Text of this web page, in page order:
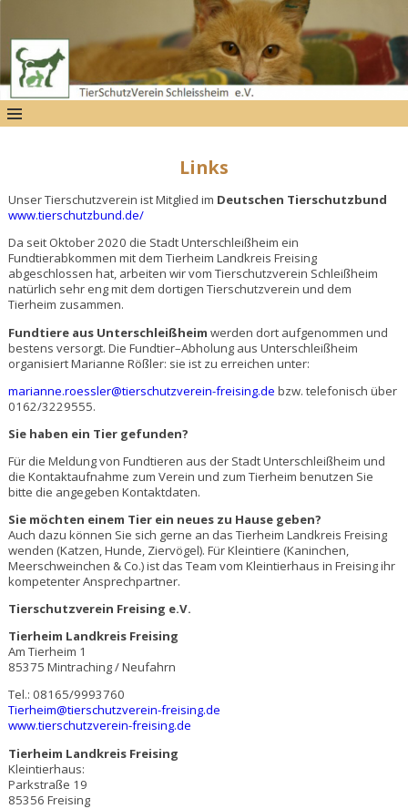
Links
Unser Tierschutzverein ist Mitglied im Deutschen Tierschutzbund
www.tierschutzbund.de/
Da seit Oktober 2020 die Stadt Unterschleißheim ein
Fundtierabkommen mit dem Tierheim Landkreis Freising
abgeschlossen hat, arbeiten wir vom Tierschutzverein Schleißheim
natürlich sehr eng mit dem dortigen Tierschutzverein und dem
Tierheim zusammen.
Fundtiere aus Unterschleißheim werden dort aufgenommen und
bestens versorgt. Die Fundtier–Abholung aus Unterschleißheim
organisiert Marianne Rößler: sie ist zu erreichen unter:
marianne.roessler@tierschutzverein-freising.de bzw. telefonisch über
0162/3229555.
Sie haben ein Tier gefunden?
Für die Meldung von Fundtieren aus der Stadt Unterschleißheim und
die Kontaktaufnahme zum Verein und zum Tierheim benutzen Sie
bitte die angegeben Kontaktdaten.
Sie möchten einem Tier ein neues zu Hause geben?
Auch dazu können Sie sich gerne an das Tierheim Landkreis Freising
wenden (Katzen, Hunde, Ziervögel). Für Kleintiere (Kaninchen,
Meerschweinchen & Co.) ist das Team vom Kleintierhaus in Freising ihr
kompetenter Ansprechpartner.
Tierschutzverein Freising e.V.
Tierheim Landkreis Freising
Am Tierheim 1
85375 Mintraching / Neufahrn
Tel.: 08165/9993760
Tierheim@tierschutzverein-freising.de
www.tierschutzverein-freising.de
Tierheim Landkreis Freising
Kleintierhaus:
Parkstraße 19
85356 Freising